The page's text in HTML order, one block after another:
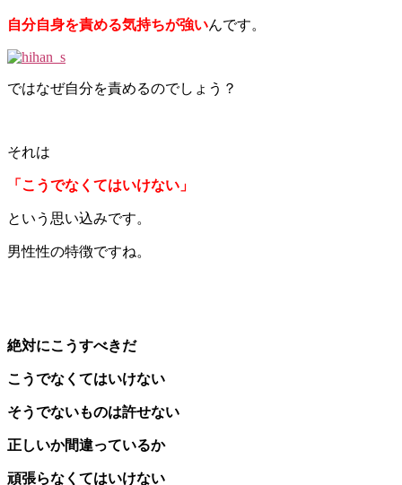
自分自身を責める気持ちが強いんです。
ではなぜ自分を責めるのでしょう？
それは
「こうでなくてはいけない」
という思い込みです。
男性性の特徴ですね。
絶対にこうすべきだ
こうでなくてはいけない
そうでないものは許せない
正しいか間違っているか
頑張らなくてはいけない